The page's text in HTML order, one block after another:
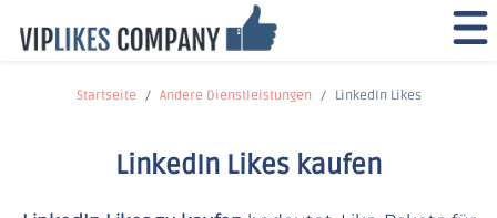
Startseite Andere Dienstleistungen LinkedIn Likes
LinkedIn Likes kaufen